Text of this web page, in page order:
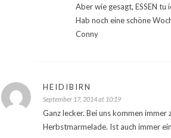
Aber wie gesagt, ESSEN tu
Hab noch eine schöne
Conny
HEIDIBIRN
September 17, 2014 at 10:19
Ganz lecker. Bei uns kommen
Herbstmarmelade. Ist auch immer